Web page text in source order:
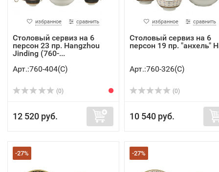
избранное сравнить
Столовый сервиз на 6
персон 23 пр. Hangzhou
Jinding (760-...
Арт.:760-404(C)
(0)
12 520 руб.
избранное сравнить
Столовый сервиз на 6
персон 19 пр. "анхель"
Арт.:760-326(C)
(0)
10 540 руб.
-27% -27%